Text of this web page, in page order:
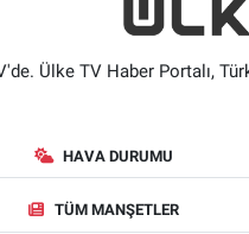
Ülke TV Haber Portalı,
HAVA DURUMU
TÜM MANŞETLER